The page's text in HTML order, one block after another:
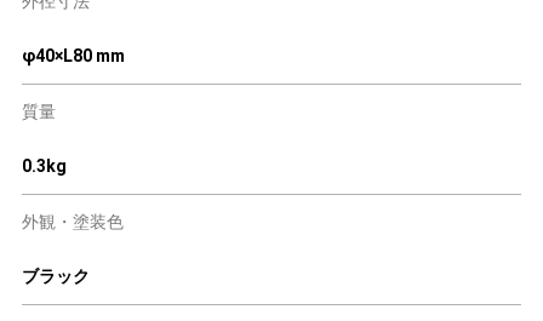
φ40×L80 mm
質量
0.3kg
外観・塗装色
ブラック